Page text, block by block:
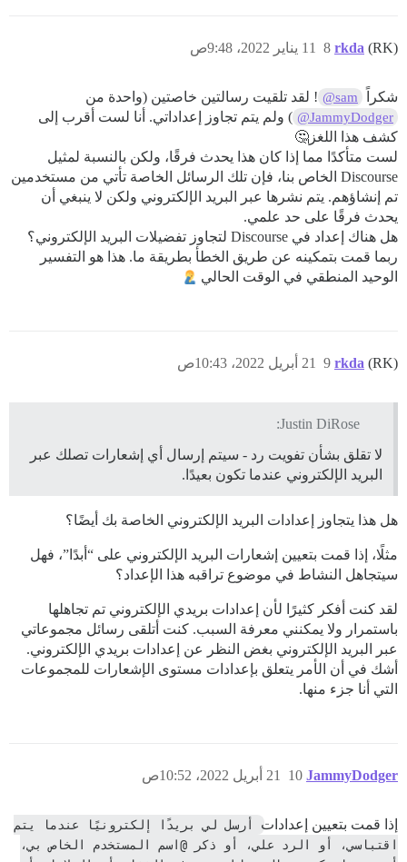
rkda (RK) 11 يناير 2022، 9:48ص 8
شكراً @sam ! لقد تلقيت رسالتين خاصتين (واحدة من
@JammyDodger ) ولم يتم تجاوز إعداداتي. أنا لست أقرب إلى
كشف هذا اللغز🤔
لست متأكدًا مما إذا كان هذا يحدث فرقًا، ولكن بالنسبة لمثيل
Discourse الخاص بنا، فإن تلك الرسائل الخاصة تأتي من مستخدمين
تم إنشاؤهم. يتم نشرها عبر البريد الإلكتروني ولكن لا ينبغي أن
يحدث فرقًا على حد علمي.
هل هناك إعداد في Discourse لتجاوز تفضيلات البريد الإلكتروني؟
ربما قمت بتمكينه عن طريق الخطأ بطريقة ما. هذا هو التفسير
الوحيد المنطقي في الوقت الحالي
rkda (RK) 21 أبريل 2022، 10:43ص 9
Justin DiRose:
لا تقلق بشأن تفويت رد - سيتم إرسال أي إشعارات تصلك عبر
البريد الإلكتروني عندما تكون بعيدًا.
هل هذا يتجاوز إعدادات البريد الإلكتروني الخاصة بك أيضًا؟
مثلًا، إذا قمت بتعيين إشعارات البريد الإلكتروني على “أبدًا”، فهل
سيتجاهل النشاط في موضوع تراقبه هذا الإعداد؟
لقد كنت أفكر كثيرًا لأن إعدادات بريدي الإلكتروني تم تجاهلها
باستمرار ولا يمكنني معرفة السبب. كنت أتلقى رسائل مجموعاتي
عبر البريد الإلكتروني بغض النظر عن إعدادات بريدي الإلكتروني.
أشك في أن الأمر يتعلق بإعدادات مستوى الإشعارات للمجموعات
التي أنا جزء منها.
JammyDodger 21 أبريل 2022، 10:52ص 10
إذا قمت بتعيين إعدادات